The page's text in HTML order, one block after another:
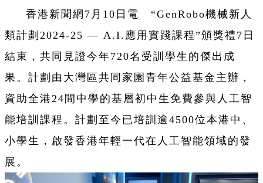
香港新聞網7月10日電 “GenRobo機械新人
類計劃2024-25 — A.I.應用實踐課程”頒獎禮7日
結束，共同見證今年720名受訓學生的傑出成
果。計劃由大灣區共同家園青年公益基金主辦，
資助全港24間中學的基層初中生免費參與人工智
能培訓課程。計劃至今已培訓逾4500位本港中、
小學生，啟發香港年輕一代在人工智能領域的發
展。